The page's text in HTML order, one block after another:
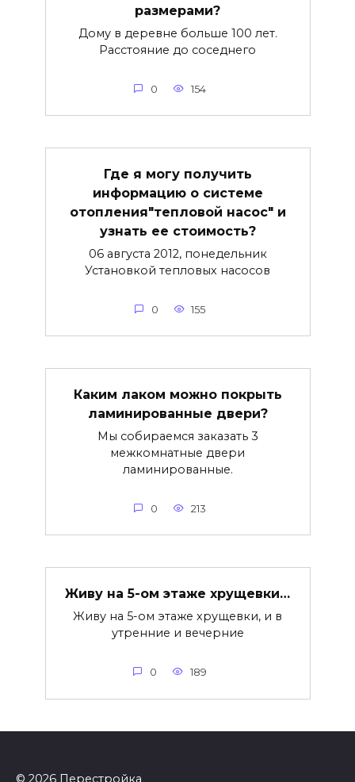
размерами?
Дому в деревне больше 100 лет.
Расстояние до соседнего
0 154
Где я могу получить
информацию о системе
отопления"тепловой насос" и
узнать ее стоимость?
06 августа 2012, понедельник
Установкой тепловых насосов
0 155
Каким лаком можно покрыть
ламинированные двери?
Мы собираемся заказать 3
межкомнатные двери
ламинированные.
0 213
Живу на 5-ом этаже хрущевки…
Живу на 5-ом этаже хрущевки, и в
утренние и вечерние
0 189
© 2026 Перестройка